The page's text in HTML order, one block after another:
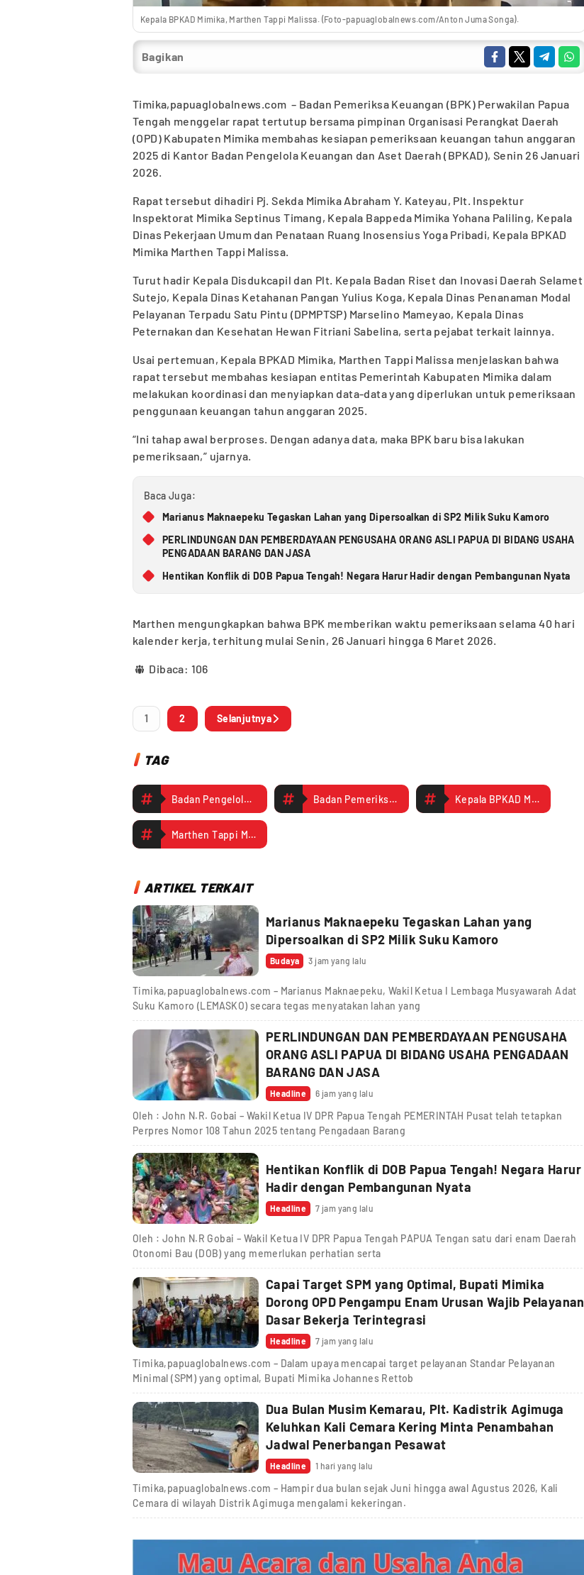
Kepala BPKAD Mimika, Marthen Tappi Malissa. (Foto-papuaglobalnews.com/Anton Juma Songa).
Bagikan
Timika,papuaglobalnews.com – Badan Pemeriksa Keuangan (BPK) Perwakilan Papua
Tengah menggelar rapat tertutup bersama pimpinan Organisasi Perangkat Daerah
(OPD) Kabupaten Mimika membahas kesiapan pemeriksaan keuangan tahun anggaran
2025 di Kantor Badan Pengelola Keuangan dan Aset Daerah (BPKAD), Senin 26 Januari
2026.
Rapat tersebut dihadiri Pj. Sekda Mimika Abraham Y. Kateyau, Plt. Inspektur
Inspektorat Mimika Septinus Timang, Kepala Bappeda Mimika Yohana Paliling, Kepala
Dinas Pekerjaan Umum dan Penataan Ruang Inosensius Yoga Pribadi, Kepala BPKAD
Mimika Marthen Tappi Malissa.
Turut hadir Kepala Disdukcapil dan Plt. Kepala Badan Riset dan Inovasi Daerah Selamet
Sutejo, Kepala Dinas Ketahanan Pangan Yulius Koga, Kepala Dinas Penanaman Modal
Pelayanan Terpadu Satu Pintu (DPMPTSP) Marselino Mameyao, Kepala Dinas
Peternakan dan Kesehatan Hewan Fitriani Sabelina, serta pejabat terkait lainnya.
Usai pertemuan, Kepala BPKAD Mimika, Marthen Tappi Malissa menjelaskan bahwa
rapat tersebut membahas kesiapan entitas Pemerintah Kabupaten Mimika dalam
melakukan koordinasi dan menyiapkan data-data yang diperlukan untuk pemeriksaan
penggunaan keuangan tahun anggaran 2025.
“Ini tahap awal berproses. Dengan adanya data, maka BPK baru bisa lakukan
pemeriksaan,” ujarnya.
Baca Juga:
Marianus Maknaepeku Tegaskan Lahan yang Dipersoalkan di SP2 Milik Suku Kamoro
PERLINDUNGAN DAN PEMBERDAYAAN PENGUSAHA ORANG ASLI PAPUA DI BIDANG USAHA
PENGADAAN BARANG DAN JASA
Hentikan Konflik di DOB Papua Tengah! Negara Harur Hadir dengan Pembangunan Nyata
Marthen mengungkapkan bahwa BPK memberikan waktu pemeriksaan selama 40 hari
kalender kerja, terhitung mulai Senin, 26 Januari hingga 6 Maret 2026.
Dibaca: 106
1 2 Selanjutnya
TAG
Badan Pengelola Keuangan dan Aset Daerah Badan Pemeriksa Keuangan (BPK) Perwakilan Papua Tengah Kepala BPKAD Mimika
Marthen Tappi Malissa
ARTIKEL TERKAIT
Marianus Maknaepeku Tegaskan Lahan yang
Dipersoalkan di SP2 Milik Suku Kamoro
Budaya 3 jam yang lalu
Timika,papuaglobalnews.com – Marianus Maknaepeku, Wakil Ketua I Lembaga Musyawarah Adat
Suku Kamoro (LEMASKO) secara tegas menyatakan lahan yang
PERLINDUNGAN DAN PEMBERDAYAAN PENGUSAHA
ORANG ASLI PAPUA DI BIDANG USAHA PENGADAAN
BARANG DAN JASA
Headline 6 jam yang lalu
Oleh : John N.R. Gobai – Wakil Ketua IV DPR Papua Tengah PEMERINTAH Pusat telah tetapkan
Perpres Nomor 108 Tahun 2025 tentang Pengadaan Barang
Hentikan Konflik di DOB Papua Tengah! Negara Harur
Hadir dengan Pembangunan Nyata
Headline 7 jam yang lalu
Oleh : John N.R Gobai – Wakil Ketua IV DPR Papua Tengah PAPUA Tengan satu dari enam Daerah
Otonomi Bau (DOB) yang memerlukan perhatian serta
Capai Target SPM yang Optimal, Bupati Mimika
Dorong OPD Pengampu Enam Urusan Wajib Pelayanan
Dasar Bekerja Terintegrasi
Headline 7 jam yang lalu
Timika,papuaglobalnews.com – Dalam upaya mencapai target pelayanan Standar Pelayanan
Minimal (SPM) yang optimal, Bupati Mimika Johannes Rettob
Dua Bulan Musim Kemarau, Plt. Kadistrik Agimuga
Keluhkan Kali Cemara Kering Minta Penambahan
Jadwal Penerbangan Pesawat
Headline 1 hari yang lalu
Timika,papuaglobalnews.com – Hampir dua bulan sejak Juni hingga awal Agustus 2026, Kali
Cemara di wilayah Distrik Agimuga mengalami kekeringan.